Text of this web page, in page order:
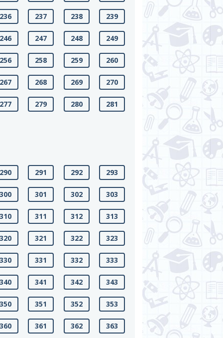
237 238 239
247 248 249
258 259 260
268 269 270
279 280 281
291 292 293
301 302 303
311 312 313
321 322 323
331 332 333
341 342 343
351 352 353
361 362 363